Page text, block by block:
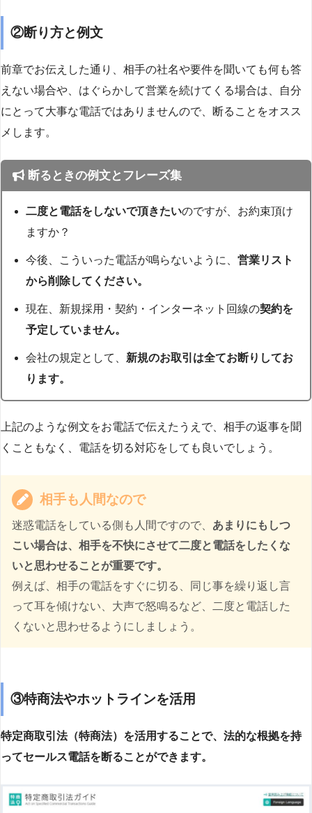
②断り方と例文
前章でお伝えした通り、相手の社名や要件を聞いても何も答
えない場合や、はぐらかして営業を続けてくる場合は、自分
にとって大事な電話ではありませんので、断ることをオスス
メします。
断るときの例文とフレーズ集
二度と電話をしないで頂きたいのですが、お約束頂け
ますか？
今後、こういった電話が鳴らないように、営業リスト
から削除してください。
現在、新規採用・契約・インターネット回線の契約を
予定していません。
会社の規定として、 新規のお取引は全てお断りしてお
ります。
上記のような例文をお電話で伝えたうえで、相手の返事を聞
くこともなく、電話を切る対応をしても良いでしょう。
相手も人間なので
迷惑電話をしている側も人間ですので、 あまりにもしつ
こい場合は、相手を不快にさせて二度と電話をしたくな
いと思わせることが重要です。
例えば、相手の電話をすぐに切る、同じ事を繰り返し言
って耳を傾けない、大声で怒鳴るなど、二度と電話した
くないと思わせるようにしましょう。
③特商法やホットラインを活用
特定商取引法（特商法）を活用することで、法的な根拠を持
ってセールス電話を断ることができます。